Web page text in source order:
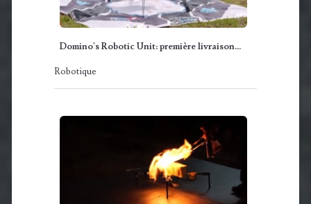
Domino's Robotic Unit: première livraison…
Robotique